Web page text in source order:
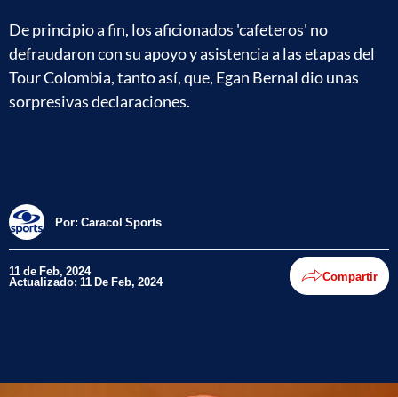
De principio a fin, los aficionados 'cafeteros' no
defraudaron con su apoyo y asistencia a las etapas del
Tour Colombia, tanto así, que, Egan Bernal dio unas
sorpresivas declaraciones.
Por: Caracol Sports
11 de Feb, 2024
Actualizado: 11 De Feb, 2024 Compartir